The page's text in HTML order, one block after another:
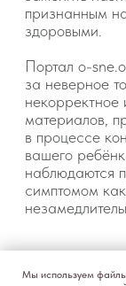
Мы используем